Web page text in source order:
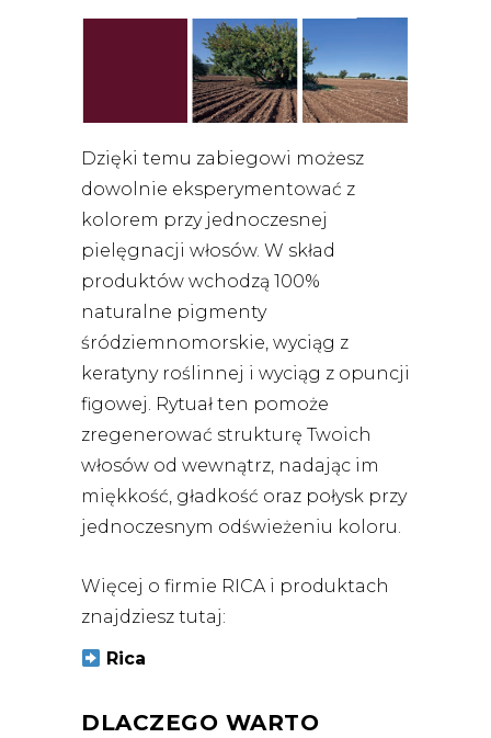
Dzięki temu zabiegowi możesz
dowolnie eksperymentować z
kolorem przy jednoczesnej
pielęgnacji włosów. W skład
produktów wchodzą 100%
naturalne pigmenty
śródziemnomorskie, wyciąg z
keratyny roślinnej i wyciąg z opuncji
figowej. Rytuał ten pomoże
zregenerować strukturę Twoich
włosów od wewnątrz, nadając im
miękkość, gładkość oraz połysk przy
jednoczesnym odświeżeniu koloru.
Więcej o firmie RICA i produktach
znajdziesz tutaj:
Rica
DLACZEGO WARTO